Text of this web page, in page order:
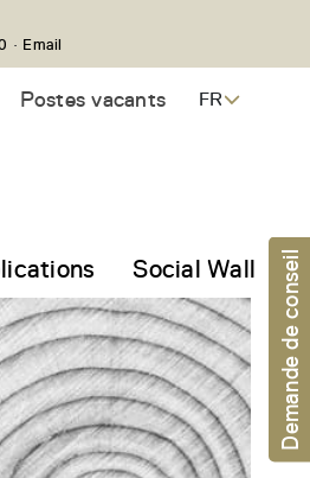
· Email
Postes vacants FR
Social Wall Demande de conseil